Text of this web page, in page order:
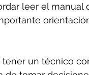
leer el
un técnico